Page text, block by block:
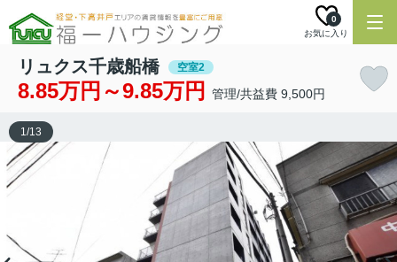
お気に入り
0
リュクス千歳船橋 空室2
8.85万円～9.85万円 管理/共益費 9,500円
1/13